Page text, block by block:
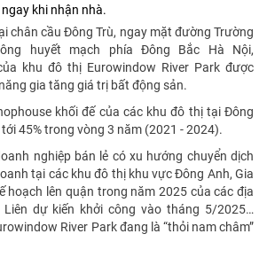
khi nhận nhà.
chân cầu Đông Trù, ngay mặt đường Trường
huyết mạch phía Đông Bắc Hà Nội,
khu đô thị Eurowindow River Park được
gia tăng giá trị bất động sản.
khối đế của các khu đô thị tại Đông
45% trong vòng 3 năm (2021 - 2024).
nghiệp bán lẻ có xu hướng chuyển dịch
tại các khu đô thị khu vực Đông Anh, Gia
hoạch lên quận trong năm 2025 của các địa
Liên dự kiến khởi công vào tháng 5/2025…
River Park đang là “thỏi nam châm”